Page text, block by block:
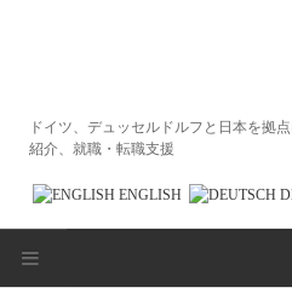
ドイツ、デュッセルドルフと日本を拠
紹介、就職・転職支援
ENGLISH